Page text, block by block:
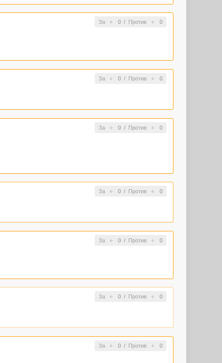
За 0/ Против 0
За 0/ Против 0
За 0/ Против 0
За 0/ Против 0
За 0/ Против 0
За 0/ Против 0
За 0/ Против 0